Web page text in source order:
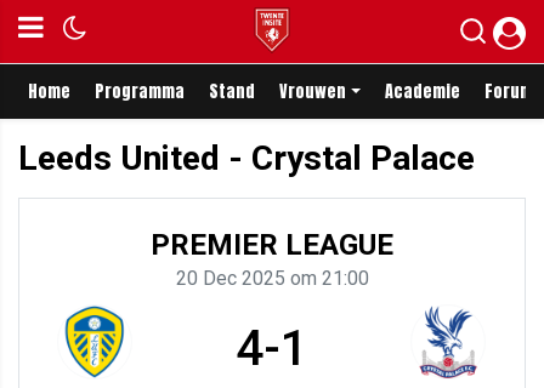
Home Programma Stand Vrouwen Academie Forum
Leeds United - Crystal Palace
PREMIER LEAGUE
20 Dec 2025 om 21:00
4-1